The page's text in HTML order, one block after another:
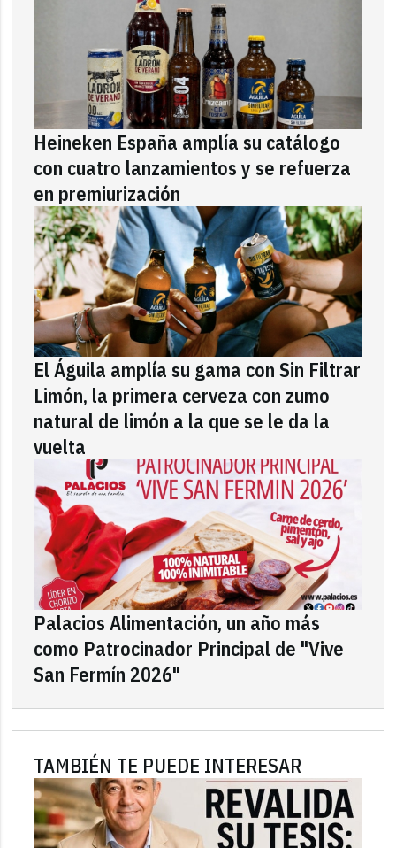
Heineken España amplía su catálogo
con cuatro lanzamientos y se refuerza
en premiurización
El Águila amplía su gama con Sin Filtrar
Limón, la primera cerveza con zumo
natural de limón a la que se le da la
vuelta
Palacios Alimentación, un año más
como Patrocinador Principal de "Vive
San Fermín 2026"
TAMBIÉN TE PUEDE INTERESAR